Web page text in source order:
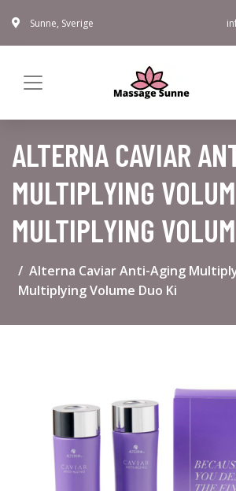
Sunne, Sverige
ALTERNA CAVIAR
MULTIPLYING
MULTIPLYING
Alterna Caviar Anti-Aging
Multiplying Volume Duo Ki